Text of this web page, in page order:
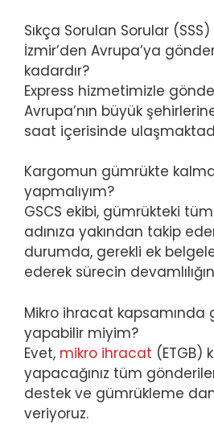
Sıkça Sorulan Sorular (SSS)
İzmir’den Avrupa’ya
kadardır?
Express hizmetimizle
Avrupa’nın büyük
saat içerisinde
Kargomun gümrükte
yapmalıyım?
GSCS ekibi, gümrükteki
adınıza yakından takip
durumda, gerekli ek
ederek sürecin
Mikro ihracat kapsamında
yapabilir miyim?
Evet, mikro ihracat (ETGB)
yapacağınız tüm
destek ve gümrükleme
veriyoruz.